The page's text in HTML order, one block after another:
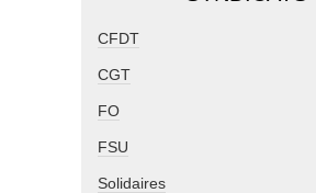
CFDT
CGT
FO
FSU
Solidaires